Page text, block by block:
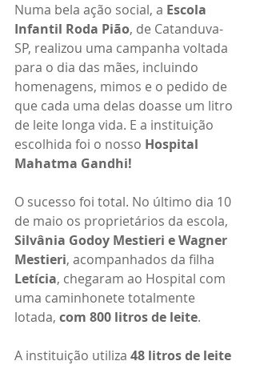
Numa bela ação social, a Escola
Infantil Roda Pião, de Catanduva-
SP, realizou uma campanha voltada
para o dia das mães, incluindo
homenagens, mimos e o pedido de
que cada uma delas doasse um litro
de leite longa vida. E a instituição
escolhida foi o nosso Hospital
Mahatma Gandhi!
O sucesso foi total. No último dia 10
de maio os proprietários da escola,
Silvânia Godoy Mestieri e Wagner
Mestieri, acompanhados da filha
Letícia, chegaram ao Hospital com
uma caminhonete totalmente
lotada, com 800 litros de leite.
A instituição utiliza 48 litros de leite